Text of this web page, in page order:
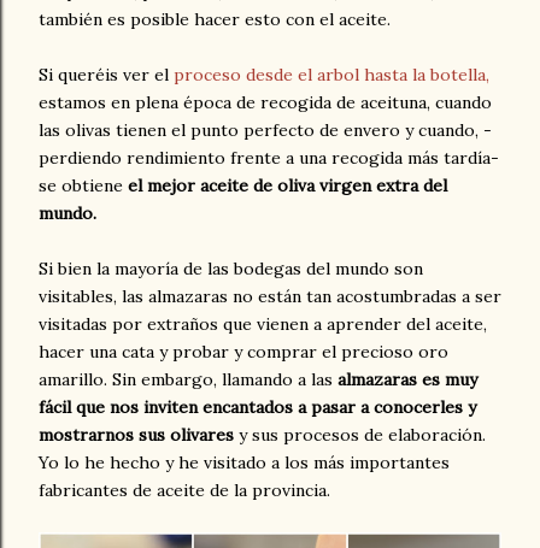
también es posible hacer esto con el aceite.
Si queréis ver el proceso desde el arbol hasta la botella,
estamos en plena época de recogida de aceituna, cuando
las olivas tienen el punto perfecto de envero y cuando, -
perdiendo rendimiento frente a una recogida más tardía-
se obtiene el mejor aceite de oliva virgen extra del
mundo.
Si bien la mayoría de las bodegas del mundo son
visitables, las almazaras no están tan acostumbradas a ser
visitadas por extraños que vienen a aprender del aceite,
hacer una cata y probar y comprar el precioso oro
amarillo. Sin embargo, llamando a las almazaras es muy
fácil que nos inviten encantados a pasar a conocerles y
mostrarnos sus olivares y sus procesos de elaboración.
Yo lo he hecho y he visitado a los más importantes
fabricantes de aceite de la provincia.